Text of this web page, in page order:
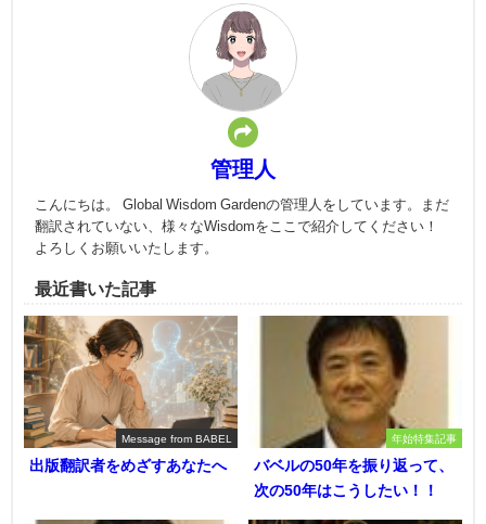
管理人
こんにちは。 Global Wisdom Gardenの管理人をしています。まだ
翻訳されていない、様々なWisdomをここで紹介してください！
よろしくお願いいたします。
最近書いた記事
Message from BABEL
出版翻訳者をめざすあなたへ
年始特集記事
バベルの50年を振り返って、
次の50年はこうしたい！！